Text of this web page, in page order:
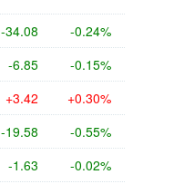
-34.08 -0.24%
-6.85 -0.15%
+3.42 +0.30%
-19.58 -0.55%
-1.63 -0.02%